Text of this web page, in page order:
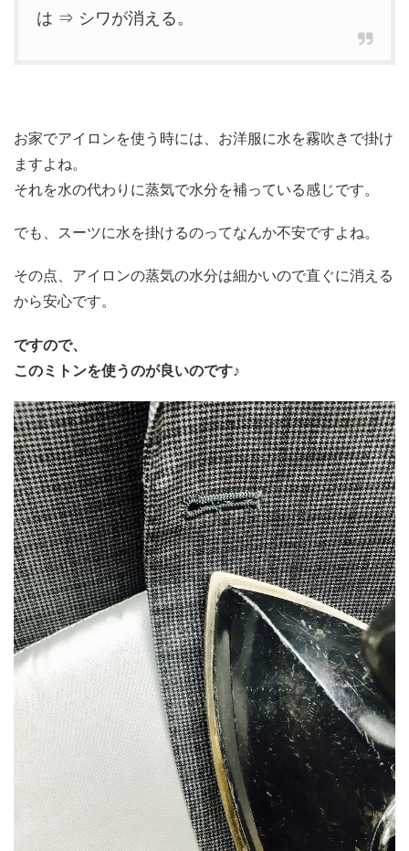
は ⇒ シワが消える。
お家でアイロンを使う時には、お洋服に水を霧吹きで掛け
ますよね。
それを水の代わりに蒸気で水分を補っている感じです。
でも、スーツに水を掛けるのってなんか不安ですよね。
その点、アイロンの蒸気の水分は細かいので直ぐに消える
から安心です。
ですので、
このミトンを使うのが良いのです♪